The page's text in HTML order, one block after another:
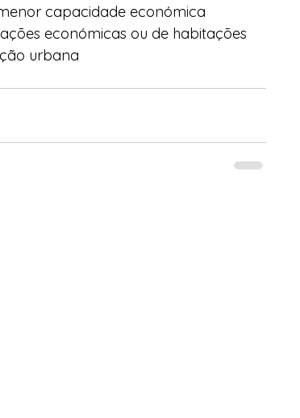
capacidade económica
económicas ou de habitações
urbana